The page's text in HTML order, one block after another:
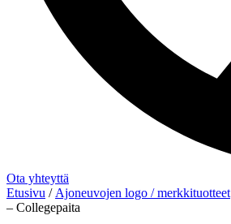
Ota yhteyttä
Etusivu / Ajoneuvojen logo / merkkituotteet
– Collegepaita